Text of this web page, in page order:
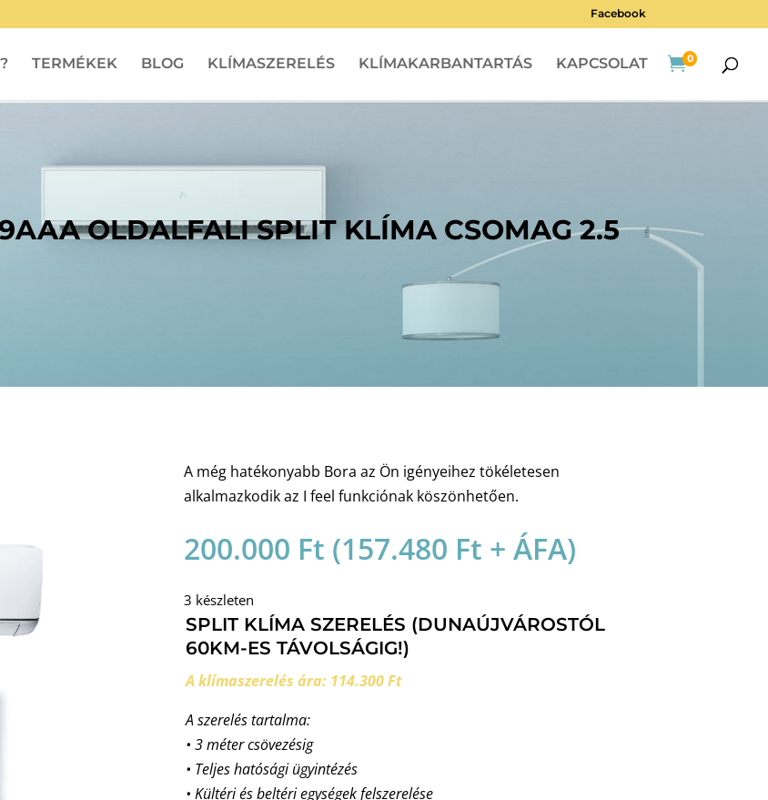
Facebook
TERMÉKEK BLOG KLÍMASZERELÉS KLÍMAKARBANTARTÁS KAPCSOLAT 0
OLDALFALI SPLIT KLÍMA CSOMAG 2.5
A még hatékonyabb Bora az Ön igényeihez tökéletesen
alkalmazkodik az I feel funkciónak köszönhetően.
200.000 Ft (157.480 Ft + ÁFA)
3 készleten
SPLIT KLÍMA SZERELÉS (DUNAÚJVÁROSTÓL
60KM-ES TÁVOLSÁGIG!)
A klímaszerelés ára: 114.300 Ft
A szerelés tartalma:
• 3 méter csövezésig
• Teljes hatósági ügyintézés
• Kültéri és beltéri egységek felszerelése